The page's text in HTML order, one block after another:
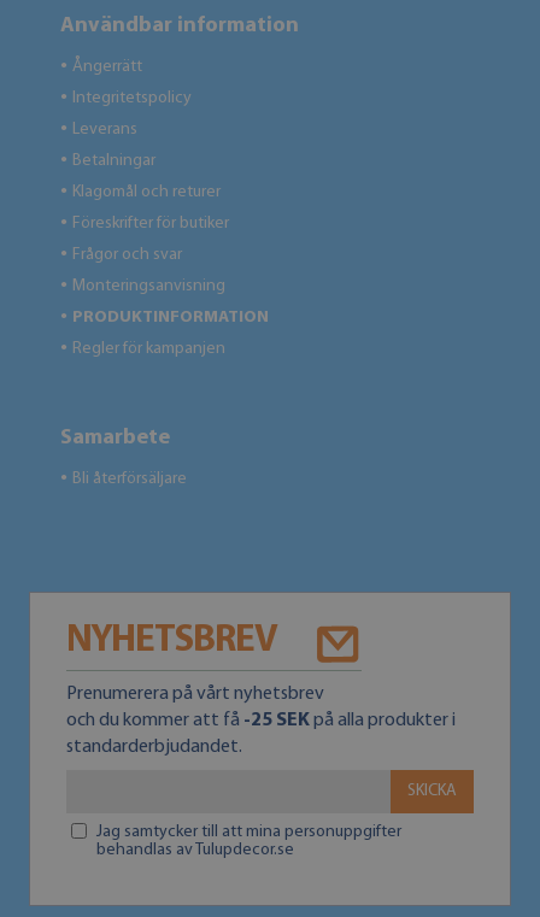
Användbar information
● Ångerrätt
● Integritetspolicy
● Leverans
● Betalningar
● Klagomål och returer
● Föreskrifter för butiker
● Frågor och svar
● Monteringsanvisning
● PRODUKTINFORMATION
● Regler för kampanjen
Samarbete
● Bli återförsäljare
NYHETSBREV
Prenumerera på vårt nyhetsbrev
och du kommer att få -25 SEKpå alla produkter i
standarderbjudandet.
SKICKA
Jag samtycker till att mina personuppgifter
behandlas av Tulupdecor.se